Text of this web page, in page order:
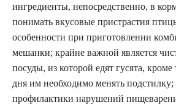
ингредиенты, непосредственно, в
понимать вкусовые пристрастия
особенности при приготовлении
мешанки; крайне важной является
посуды, из которой едят гусята,
дня им необходимо менять
профилактики нарушений